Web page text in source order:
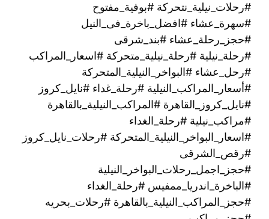
#رحلات_نيلية_نتحركة #بوفية_مفتوح
#سهرة_عشاء #افضل_باخرة_فى_النيل
#حجز_رحلة_عشاء #بند_شرقى
#رحلة_نيلية #رحلة_نيلية_متحركة #اسعار_المراكب
#رحل_عشاء #البواخر_النيلية_المتحركة
#أسعار_المراكب_النيلية #رحلة_غداء #نايل_كروز
#نايل_كروز_القاهرة #المراكب_النيلية_بالقاهرة
#مراكب_نيلية #رحلة_الغداء
#اسعار_البواخر_النيلية_المتحركة #رحلات_نايل_كروز
#رقص_الشرقى
#حجز_اجمل_رحلات_البواخر_النيلية
#الباخرة_اندريا_ممفيس #رحلة_الغداء
#حجز_المراكب_النيلية_بالقاهرة #رحلات_بحريه